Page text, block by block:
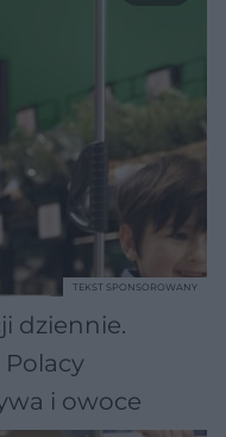
dziennie.
i owoce
TEKST SPONSOROWANY